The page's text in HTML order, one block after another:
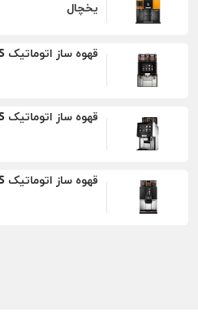
یخچال
قهوه ساز اتوماتیک WMF 9000S+
قهوه ساز اتوماتیک WMF 5000S+
قهوه ساز اتوماتیک WMF 1500S+